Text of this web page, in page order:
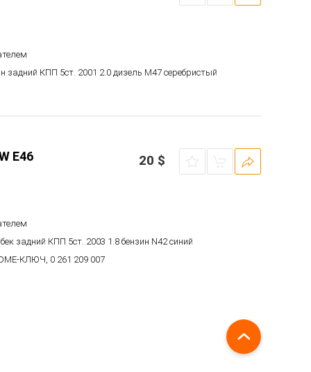
задний КПП 5ст. 2001 2.0 дизель M47 серебристый
E46 20 $
задний КПП 5ст. 2003 1.8 бензин N42 синий
КЛЮЧ, 0 261 209 007